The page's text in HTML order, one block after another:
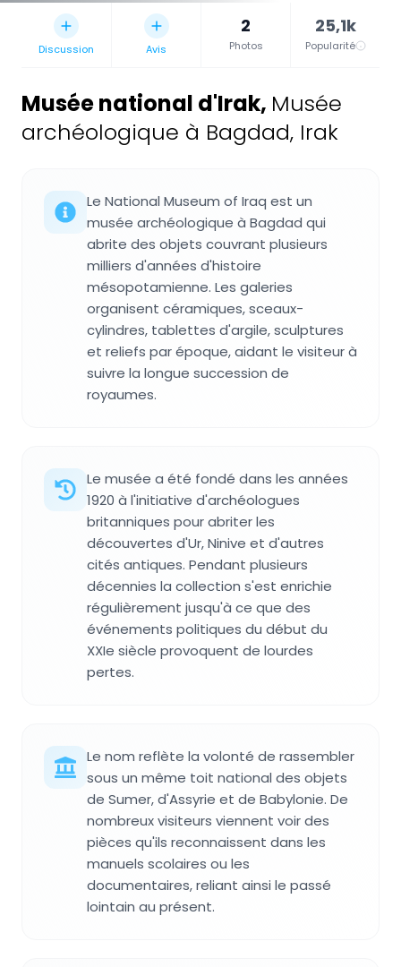
Discussion Avis
2
Photos
25,1k
Popularité
Musée national d'Irak, Musée
archéologique à Bagdad, Irak
Le National Museum of Iraq est un
musée archéologique à Bagdad qui
abrite des objets couvrant plusieurs
milliers d'années d'histoire
mésopotamienne. Les galeries
organisent céramiques, sceaux-
cylindres, tablettes d'argile, sculptures
et reliefs par époque, aidant le visiteur à
suivre la longue succession de
royaumes.
Le musée a été fondé dans les années
1920 à l'initiative d'archéologues
britanniques pour abriter les
découvertes d'Ur, Ninive et d'autres
cités antiques. Pendant plusieurs
décennies la collection s'est enrichie
régulièrement jusqu'à ce que des
événements politiques du début du
XXIe siècle provoquent de lourdes
pertes.
Le nom reflète la volonté de rassembler
sous un même toit national des objets
de Sumer, d'Assyrie et de Babylonie. De
nombreux visiteurs viennent voir des
pièces qu'ils reconnaissent dans les
manuels scolaires ou les
documentaires, reliant ainsi le passé
lointain au présent.